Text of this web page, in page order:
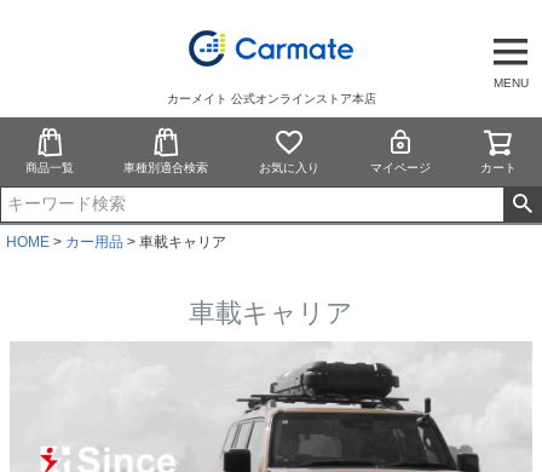
MENU
カーメイト 公式オンラインストア本店
商品一覧 車種別適合検索 お気に入り マイページ カート
HOME カー用品 車載キャリア
車載キャリア